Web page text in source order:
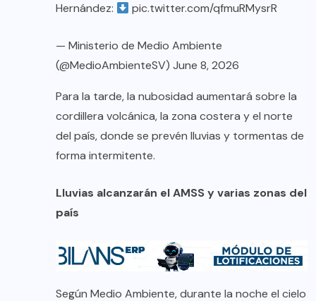
Hernández:
pic.twitter.com/qfmuRMysrR
— Ministerio de Medio Ambiente
(@MedioAmbienteSV) June 8, 2026
Para la tarde, la nubosidad aumentará sobre la
cordillera volcánica, la zona costera y el norte
del país, donde se prevén lluvias y tormentas de
forma intermitente.
Lluvias alcanzarán el AMSS y varias zonas del
país
Según Medio Ambiente, durante la noche el cielo